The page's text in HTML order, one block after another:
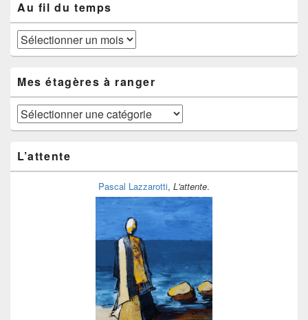
Au fil du temps
Au
fil
temps
Mes étagères à ranger
Mes
étagères
ranger
L’attente
Pascal Lazzarotti, L'attente.